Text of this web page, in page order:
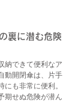
裏に潜む危険
納できて便利なア
動開閉傘は、片手
も非常に便利。
期せぬ危険が潜ん